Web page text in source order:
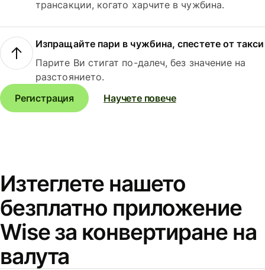
трансакции, когато харчите в чужбина.
Изпращайте пари в чужбина, спестете от такси
Парите Ви стигат по-далеч, без значение на
разстоянието.
Регистрация
Научете повече
Изтеглете нашето
безплатно приложение
Wise за конвертиране на
валута